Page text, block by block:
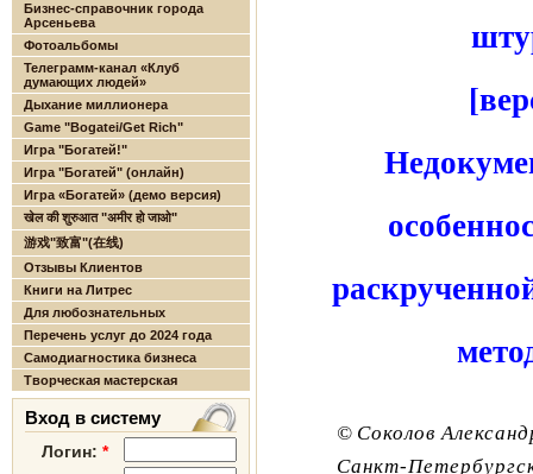
Бизнес-справочник города
Арсеньева
Фотоальбомы
Телеграмм-канал «Клуб
думающих людей»
Дыхание миллионера
Game "Bogatei/Get Rich"
Игра "Богатей!"
Игра "Богатей" (онлайн)
Игра «Богатей» (демо версия)
खेल की शुरुआत "अमीर हो जाओ"
游戏"致富"(在线)
Отзывы Клиентов
Книги на Литрес
Для любознательных
Перечень услуг до 2024 года
Самодиагностика бизнеса
Творческая мастерская
Вход в систему
Логин: *
© Соколов
Санкт-